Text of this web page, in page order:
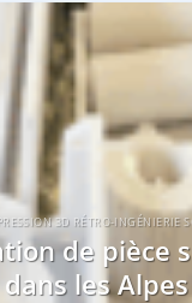
3D RÉTRO-INGÉNIERIE
de pièce
les